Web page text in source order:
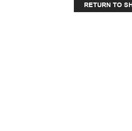
RETURN TO